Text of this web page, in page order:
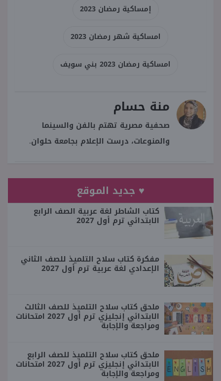
إمساكية رمضان 2023
امساكية شهر رمضان 2023
امساكية رمضان 2023 بني سويف
منة حسام
صحفية مصرية تهتم بالفن والسينما
والمنوعات، درست الإعلام بجامعة حلوان.
♥ جديد الموقع
كتاب الشاطر لغة عربية الصف الرابع
الابتدائي ترم أول 2027
مفكرة كتاب سلاح التلميذ للصف الثاني
الإعدادي لغة عربية ترم أول 2027
ملحق كتاب سلاح التلميذ للصف الثالث
الابتدائي إنجليزي ترم أول 2027 امتحانات
ومراجعة والإجابة
ملحق كتاب سلاح التلميذ للصف الرابع
الابتدائي إنجليزي ترم أول 2027 امتحانات
ومراجعة والإجابة